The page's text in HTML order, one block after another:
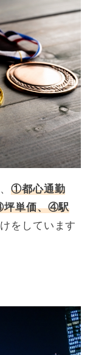
①都心通勤
坪単価、④駅
をしています